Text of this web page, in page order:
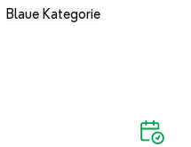
Blaue Kategorie